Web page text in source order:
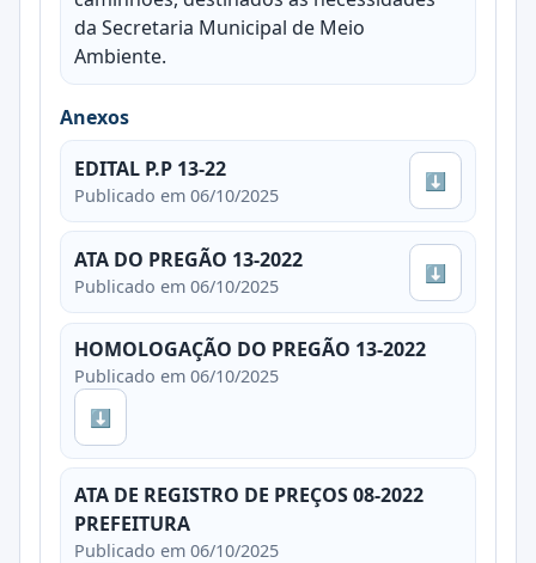
da Secretaria Municipal de Meio
Ambiente.
Anexos
EDITAL P.P 13-22
Publicado em 06/10/2025
⬇
ATA DO PREGÃO 13-2022
Publicado em 06/10/2025
⬇
HOMOLOGAÇÃO DO PREGÃO 13-2022
Publicado em 06/10/2025
⬇
ATA DE REGISTRO DE PREÇOS 08-2022
PREFEITURA
Publicado em 06/10/2025